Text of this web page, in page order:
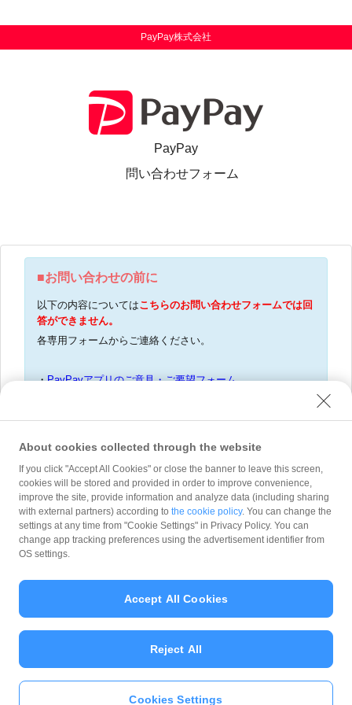
PayPay株式会社
PayPay
問い合わせフォーム
■お問い合わせの前に
以下の内容についてはこちらのお問い合わせフォームでは回
答ができません。
各専用フォームからご連絡ください。
・PayPayアプリのご意見・ご要望フォーム
・詐欺等の疑いがある送る・受け取るを利用した取引の報告
問い合わせ種別*
About cookies collected through the website
If you click "Accept All Cookies" or close the banner to leave this screen,
cookies will be stored and provided in order to improve convenience,
improve the site, provide information and analyze data (including sharing
with external partners) according to the cookie policy. You can change the
settings at any time from "Cookie Settings" in Privacy Policy. You can
change app tracking preferences using the advertisement identifier from
OS settings.
Cookies Settings
Reject All
Accept All Cookies